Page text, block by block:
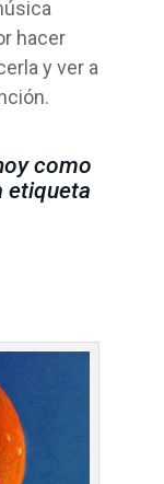
hacer
y ver a
como
etiqueta